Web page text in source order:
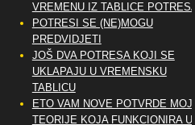
VREMENU IZ TABLICE POTRESA
POTRESI SE (NE)MOGU
PREDVIDJETI
JOŠ DVA POTRESA KOJI SE
UKLAPAJU U VREMENSKU
TABLICU
ETO VAM NOVE POTVRDE MOJE
TEORIJE KOJA FUNKCIONIRA U